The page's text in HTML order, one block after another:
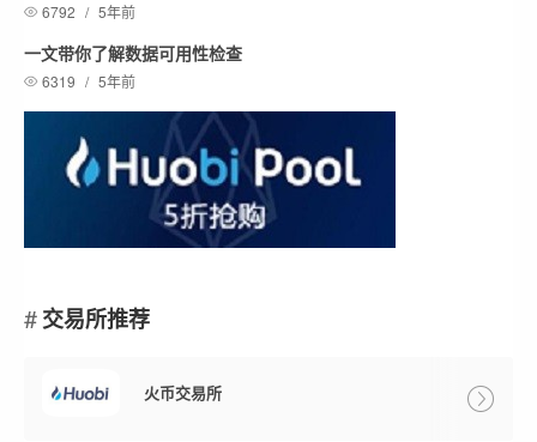
6792 / 5年前
一文带你了解数据可用性检查
6319 / 5年前
交易所推荐
火币交易所